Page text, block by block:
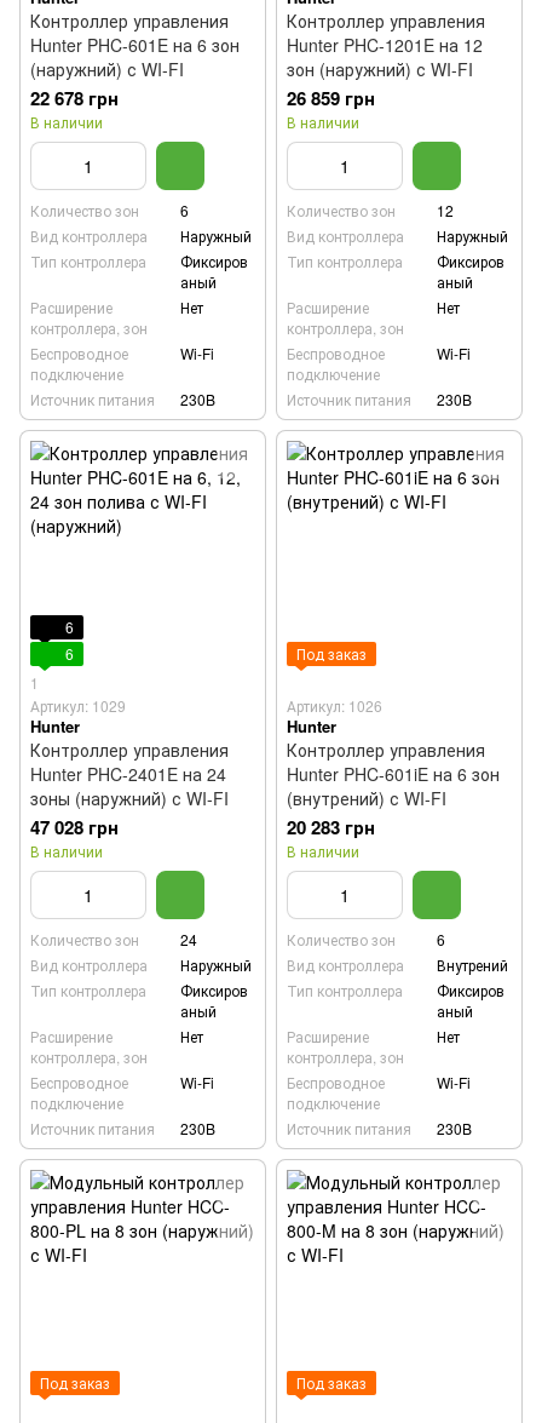
Контроллер управления
Hunter PHC-601E на 6 зон
(наружний) с WI-FI
22 678 грн
В наличии
Количество зон
6
Вид контроллера
Наружный
Тип контроллера
Фиксиров
аный
Расширение
контроллера, зон
Нет
Беспроводное
подключение
Wi-Fi
Источник питания 230B
Контроллер управления
Hunter PHC-1201E на 12
зон (наружний) с WI-FI
26 859 грн
В наличии
Количество зон
12
Вид контроллера
Наружный
Тип контроллера
Фиксиров
аный
Расширение
контроллера, зон
Нет
Беспроводное
подключение
Wi-Fi
Источник питания 230B
6
6
1
Артикул: 1029
Hunter
Контроллер управления
Hunter PHC-2401E на 24
зоны (наружний) с WI-FI
47 028 грн
В наличии
Количество зон
24
Вид контроллера
Наружный
Тип контроллера
Фиксиров
аный
Расширение
контроллера, зон
Нет
Беспроводное
подключение
Wi-Fi
Источник питания 230B
Под заказ
Артикул: 1026
Hunter
Контроллер управления
Hunter PHC-601iE на 6 зон
(внутрений) с WI-FI
20 283 грн
В наличии
Количество зон
6
Вид контроллера
Внутрений
Тип контроллера
Фиксиров
аный
Расширение
контроллера, зон
Нет
Беспроводное
подключение
Wi-Fi
Источник питания 230B
Под заказ Под заказ